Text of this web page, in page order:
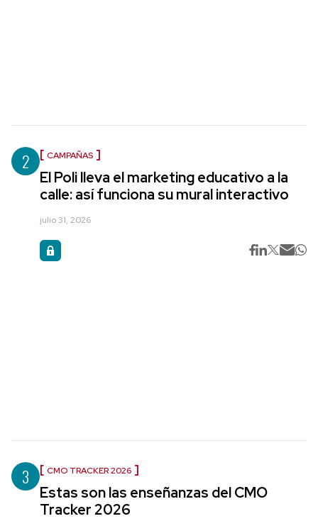
2 CAMPAÑAS
El Poli lleva el marketing educativo a la
calle: así funciona su mural interactivo
julio 31, 2026
3 CMO TRACKER 2026
Estas son las enseñanzas del CMO
Tracker 2026